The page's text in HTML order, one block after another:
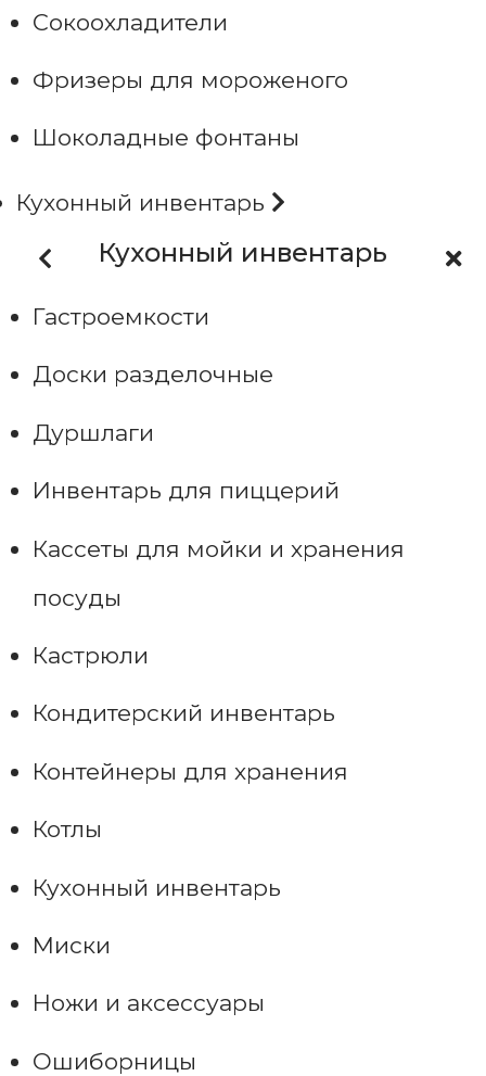
Сокоохладители
Фризеры для мороженого
Шоколадные фонтаны
Кухонный инвентарь
Кухонный инвентарь
Гастроемкости
Доски разделочные
Дуршлаги
Инвентарь для пиццерий
Кассеты для мойки и хранения
посуды
Кастрюли
Кондитерский инвентарь
Контейнеры для хранения
Котлы
Кухонный инвентарь
Миски
Ножи и аксессуары
Ошиборницы